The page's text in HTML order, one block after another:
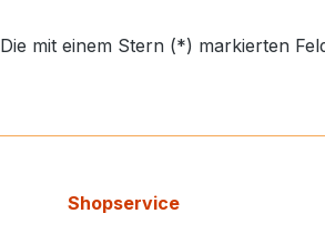
Die mit einem Stern (*) markierten
Shopservice